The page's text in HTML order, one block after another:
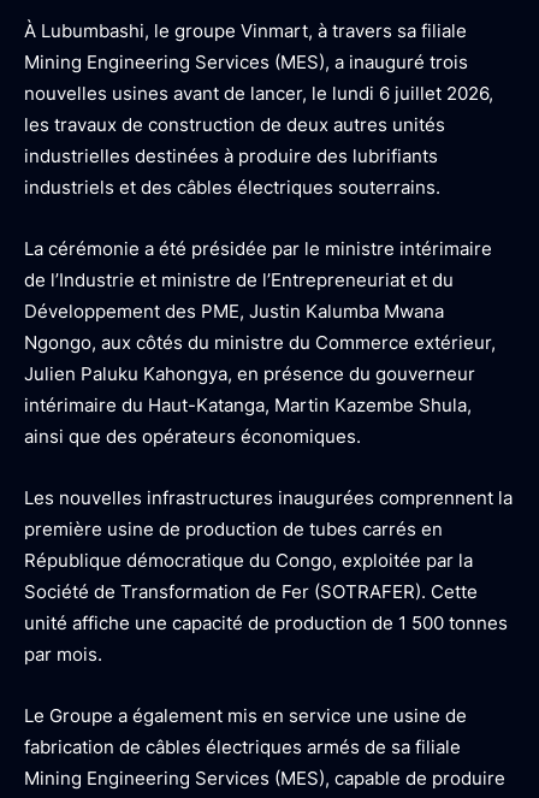
À Lubumbashi, le groupe Vinmart, à travers sa filiale
Mining Engineering Services (MES), a inauguré trois
nouvelles usines avant de lancer, le lundi 6 juillet 2026,
les travaux de construction de deux autres unités
industrielles destinées à produire des lubrifiants
industriels et des câbles électriques souterrains.
La cérémonie a été présidée par le ministre intérimaire
de l’Industrie et ministre de l’Entrepreneuriat et du
Développement des PME, Justin Kalumba Mwana
Ngongo, aux côtés du ministre du Commerce extérieur,
Julien Paluku Kahongya, en présence du gouverneur
intérimaire du Haut-Katanga, Martin Kazembe Shula,
ainsi que des opérateurs économiques.
Les nouvelles infrastructures inaugurées comprennent la
première usine de production de tubes carrés en
République démocratique du Congo, exploitée par la
Société de Transformation de Fer (SOTRAFER). Cette
unité affiche une capacité de production de 1 500 tonnes
par mois.
Le Groupe a également mis en service une usine de
fabrication de câbles électriques armés de sa filiale
Mining Engineering Services (MES), capable de produire